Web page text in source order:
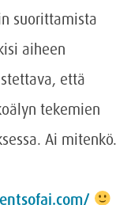
suorittamista
aiheen
että
tekemien
Ai